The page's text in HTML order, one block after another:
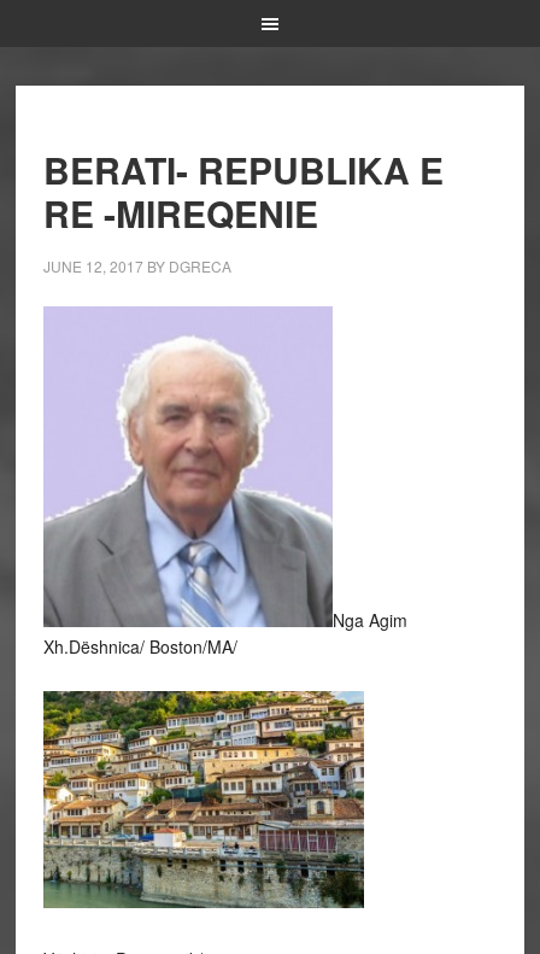
BERATI- REPUBLIKA E
RE -MIREQENIE
JUNE 12, 2017BY DGRECA
Nga Agim
Xh.Dëshnica/ Boston/MA/